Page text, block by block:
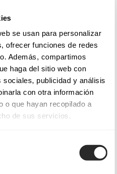
se usan para personalizar
ofrecer funciones de redes
Además, compartimos
haga del sitio web con
sociales, publicidad y análisis
con otra información
o que hayan recopilado a
de sus servicios.